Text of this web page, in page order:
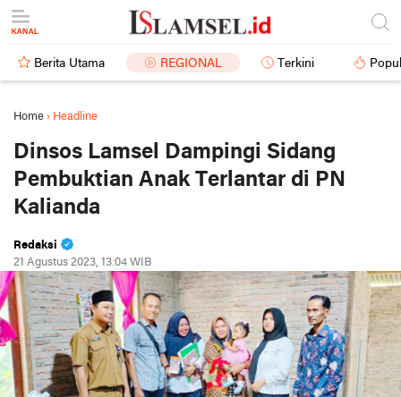
Berita Utama REGIONAL Terkini
Home › Headline
Dinsos Lamsel Dampingi Sidang
Pembuktian Anak Terlantar di PN
Kalianda
Redaksi
21 Agustus 2023, 13:04 WIB